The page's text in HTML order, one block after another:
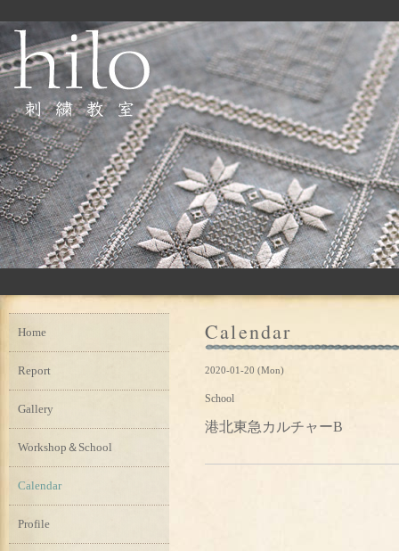
Calendar
2020-01-20 (Mon)
School
港北東急カルチャーB
Home
Report
Gallery
Workshop＆School
Calendar
Profile